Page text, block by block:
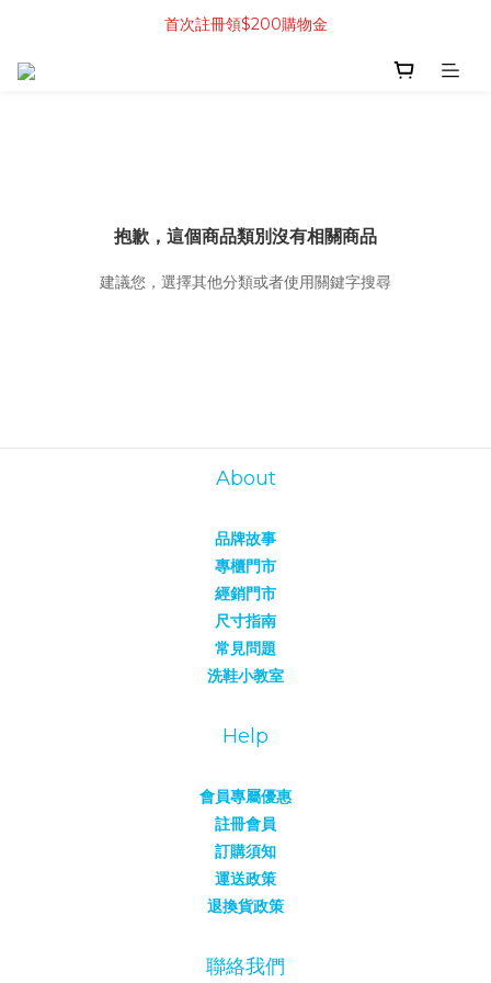
首次註冊領$200購物金
抱歉，這個商品類別沒有相關商品
建議您，選擇其他分類或者使用關鍵字搜尋
About
品牌故事
專櫃門市
經銷門市
尺寸指南
常見問題
洗鞋小教室
Help
會員專屬優惠
註冊會員
訂購須知
運送政策
退換貨政策
聯絡我們